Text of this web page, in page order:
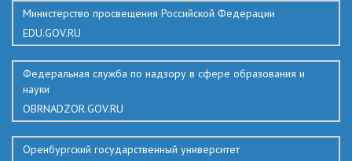
Министерство просвещения Российской Федерации
EDU.GOV.RU
Федеральная служба по надзору в сфере образования и
науки
OBRNADZOR.GOV.RU
Оренбургский государственный университет